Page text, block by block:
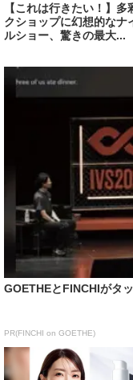
【これは行きたい！】多
クショップに幻想的なナ
ルショー、驚きの最大...
GOETHEとFINCHIがタ
PR(FINCHI on GOETHE)